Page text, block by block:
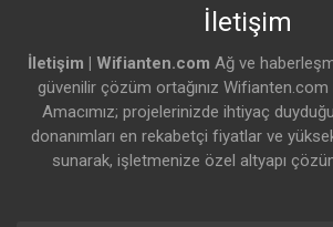
İletişim
İletişim | Wifianten.com Ağ ve
güvenilir çözüm ortağınız
Amacımız; projelerinizde ihtiyaç
donanımları en rekabetçi fiyatlar ve
sunarak, işletmenize özel altyapı